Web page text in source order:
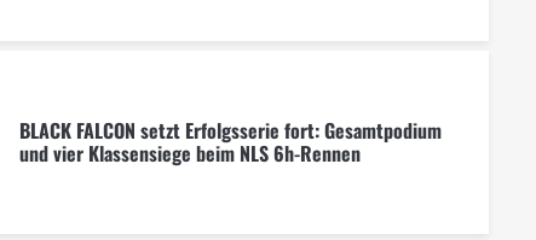
BLACK FALCON setzt Erfolgsserie fort: Gesamtpodium
und vier Klassensiege beim NLS 6h-Rennen